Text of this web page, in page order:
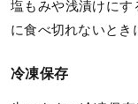
塩もみや浅漬けに
に食べ切れないとき
冷凍保存